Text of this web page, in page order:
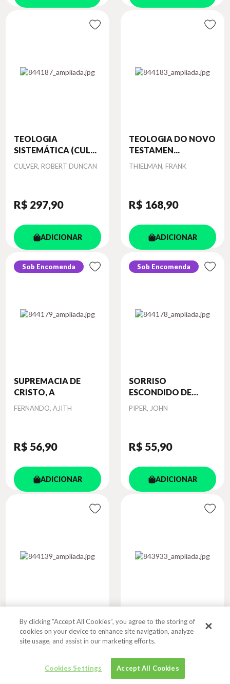
TEOLOGIA
SISTEMÁTICA (CUL...
Autor
CULVER, ROBERT DUNCAN
R$ 297,90
ADICIONAR
TEOLOGIA DO NOVO
TESTAMEN...
Autor
THIELMAN, FRANK
R$ 168,90
ADICIONAR
Sob Encomenda
SUPREMACIA DE
CRISTO, A
Autor
FERNANDO, AJITH
R$ 56,90
ADICIONAR
Sob Encomenda
SORRISO
ESCONDIDO DE
DEUS...
Autor
PIPER, JOHN
R$ 55,90
ADICIONAR
SEM LUGAR PARA A
VERDADE
LADRÃO DO
CORAÇÃO VAZIO, ...
By clicking “Accept All Cookies”, you agree to the storing of
cookies on your device to enhance site navigation, analyze
site usage, and assist in our marketing efforts.
Cookies Settings Accept All Cookies